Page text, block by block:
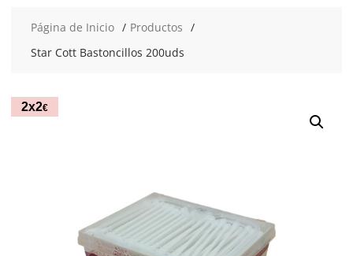
Página de Inicio
Productos
Star Cott Bastoncillos 200uds
2x2€